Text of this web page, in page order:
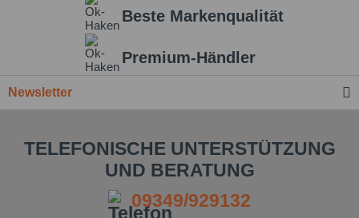
Beste Markenqualität
Premium-Händler
Newsletter
TELEFONISCHE UNTERSTÜTZUNG
UND BERATUNG
09349/929132